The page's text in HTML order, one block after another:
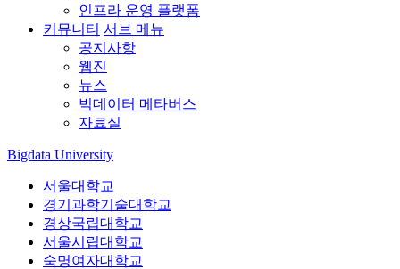
인프라 운영 플랫폼
커뮤니티 서브 메뉴
공지사항
웹진
뉴스
빅데이터 메타버스
자료실
Bigdata University
서울대학교
경기과학기술대학교
경상국립대학교
서울시립대학교
숙명여자대학교